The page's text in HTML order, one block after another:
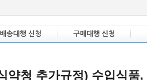
약청 추가규정) 수입식품